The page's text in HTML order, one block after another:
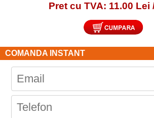
Pret cu TVA: 11.00 Lei
COMANDA INSTANT